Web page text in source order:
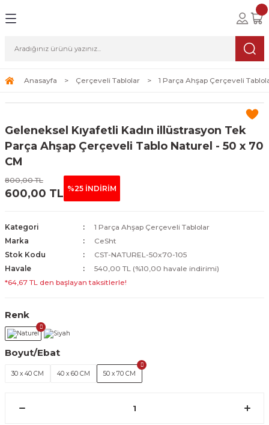
Tablolar
Tablolar
Tablolar
Sanat
Anasayfa Çerçeveli Tablolar 1 Parça Ahşap Çerçeveli
Geleneksel Kıyafetli Kadın illüstrasyon Tek
Parça Ahşap Çerçeveli Tablo Naturel - 50 x 70
CM
800,00 TL
600,00 TL %25 İNDİRİM
Kategori
1 Parça Ahşap Çerçeveli Tablolar
Marka
CeSht
Stok Kodu
CST-NATUREL-50x70-105
Havale
540,00 TL (%10,00 havale indirimi)
*64,67 TL den başlayan taksitlerle!
Renk
Boyut/Ebat
30 x 40 CM 40 x 60 CM 50 x 70 CM